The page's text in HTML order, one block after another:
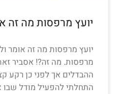
יועץ מרפסות מה זה
יועץ מרפסות מה זה אומר
מרפסות. מה זה?! אסביר
התחלתי להפעיל מודל שבו